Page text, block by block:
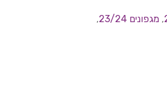
, מגפונים 23/24
,